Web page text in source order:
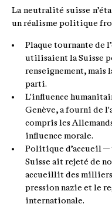
La neutralité suisse
un réalisme politique
Plaque tournante de
utilisaient la Suisse
renseignement, mais
parti.
L'influence
Genève, a fourni de
compris les
influence morale.
Politique d’accueil —
Suisse ait rejeté de
accueillit des
pression nazie et le
internationale.